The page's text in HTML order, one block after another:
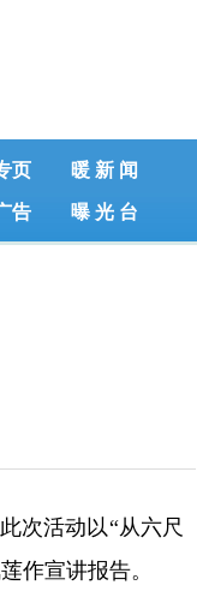
页 暖 新 闻
告 曝 光 台
次活动以“从六尺
作宣讲报告。